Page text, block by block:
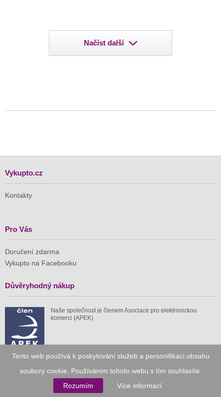
Tento web používá k poskytování služeb a personifikaci obsahu
soubory cookie. Používáním tohoto webu s tím souhlasíte.
Rozumím
Více informací
Načíst další
Vykupto.cz
Kontakty
Pro Vás
Doručení zdarma
Vykupto na Facebooku
Důvěryhodný nákup
Naše společnost je členem Asociace pro elektronickou
komerci (APEK)
Již od roku 2010